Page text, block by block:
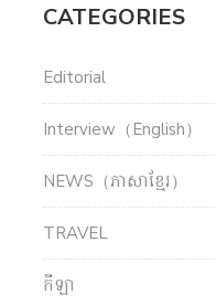
CATEGORIES
Editorial
Interview（English）
NEWS（ភាសាខ្មែរ）
TRAVEL
កីឡា